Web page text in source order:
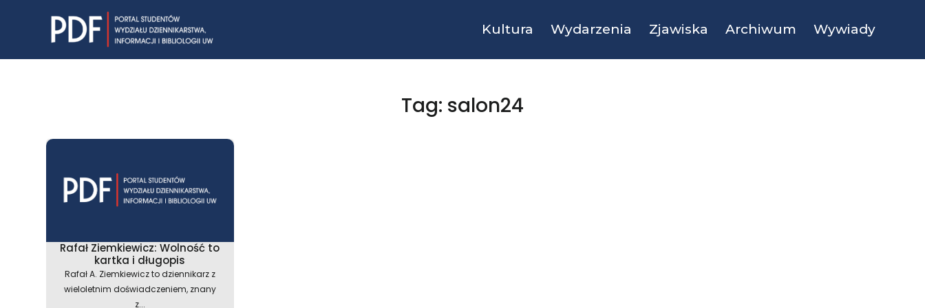
Kultura Wydarzenia Zjawiska Archiwum Wywiady
Tag: salon24
Rafał Ziemkiewicz: Wolność to
kartka i długopis
Rafał A. Ziemkiewicz to dziennikarz z
wieloletnim doświadczeniem, znany
z...